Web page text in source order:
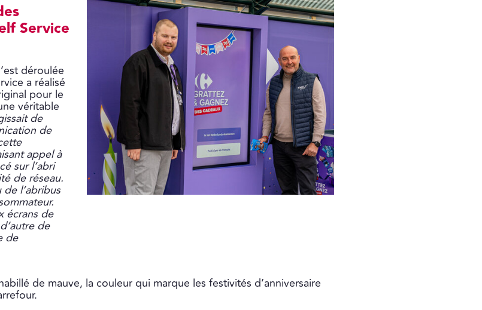
Service
déroulée
a réalisé
pour le
véritable
de
de
appel à
sur l’abri
de réseau.
l’abribus
écrans de
de
de
de mauve, la couleur qui marque les festivités d’anniversaire